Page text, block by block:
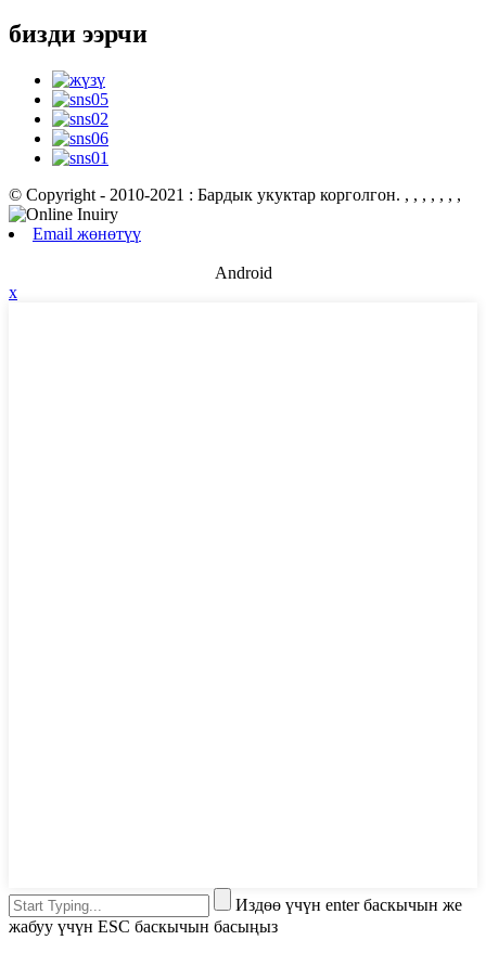
бизди ээрчи
© Copyright - 2010-2021 : Бардык укуктар корголгон. , , , , , , ,
Email жөнөтүү
Android
x
Издөө үчүн enter баскычын же
жабуу үчүн ESC баскычын басыңыз